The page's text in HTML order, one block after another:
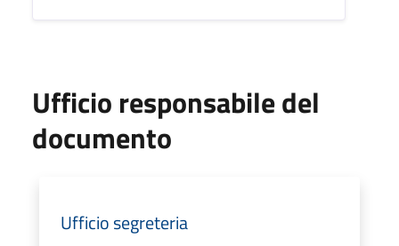
Ufficio responsabile del
documento
Ufficio segreteria